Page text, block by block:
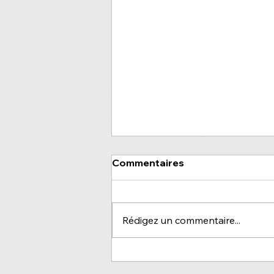
Commentaires
Rédigez un commentaire...